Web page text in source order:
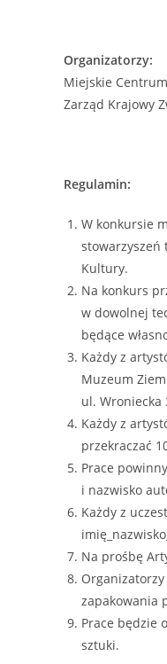
Organizatorzy:
Miejskie
Zarząd Krajowy
Regulamin:
W konkursie
stowarzyszeń
Kultury.
Na konkurs
w dowolnej
będące
Każdy z
Muzeum
ul. Wroniecka
Każdy z
przekraczać
Prace
i nazwisko
Każdy z
Na prośbę
zapakowania
Prace będzie
sztuki.